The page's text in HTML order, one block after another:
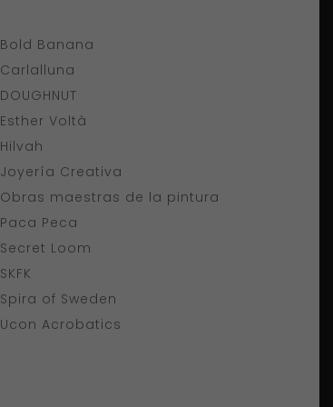
Bold Banana
Carlalluna
DOUGHNUT
Esther Voltà
Hilvah
Joyería Creativa
Obras maestras de la pintura
Paca Peca
Secret Loom
SKFK
Spira of Sweden
Ucon Acrobatics